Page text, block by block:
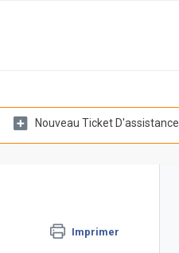
Nouveau Ticket D'assistance
Imprimer